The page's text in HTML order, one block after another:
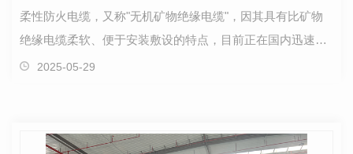
柔性防火电缆，又称"无机矿物绝缘电缆"，因其具有比矿物
绝缘电缆柔软、便于安装敷设的特点，目前正在国内迅速发
展。一、产品型号：BTTW 铜芯轧纹铜护套…
2025-05-29